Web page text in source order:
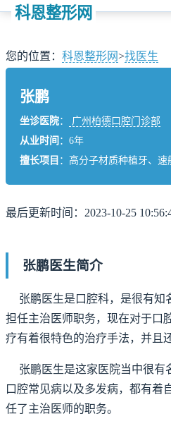
科恩整形网
您的位置： 科恩整形网>找医生
张鹏
坐诊医院：
广州柏德口腔门诊部
从业时间 ：6年
擅长项目 ：高分子材质种植牙、
最后更新时间：2023-10-25
张鹏医生简介
张鹏医生是口腔科，是很有知
担任主治医师职务，现在对于口
疗有着很特色的治疗手法，并且
张鹏医生是这家医院当中很有
口腔常见病以及多发病，都有着
任了主治医师的职务。